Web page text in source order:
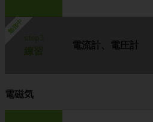
勉強中
電流計、電圧計
電磁気